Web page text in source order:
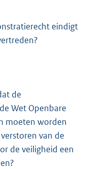
eindigt
de
Wet Openbare
moeten worden
van de
de veiligheid een